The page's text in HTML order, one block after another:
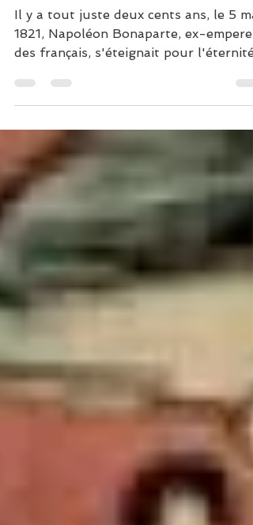
de Napoléon !
Il y a tout juste deux cents ans, le 5
1821, Napoléon Bonaparte, ex-
des français, s'éteignait pour l'éternité
Sainte...